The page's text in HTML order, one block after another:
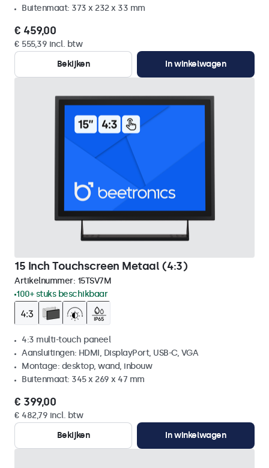
Buitenmaat: 373 x 232 x 33 mm
€ 459,00
€ 555,39 incl. btw
Bekijken
In winkelwagen
15 Inch Touchscreen Metaal (4:3)
Artikelnummer: 15TSV7M
100+ stuks beschikbaar
4:3 multi-touch paneel
Aansluitingen: HDMI, DisplayPort, USB-C, VGA
Montage: desktop, wand, inbouw
Buitenmaat: 345 x 269 x 47 mm
€ 399,00
€ 482,79 incl. btw
Bekijken
In winkelwagen